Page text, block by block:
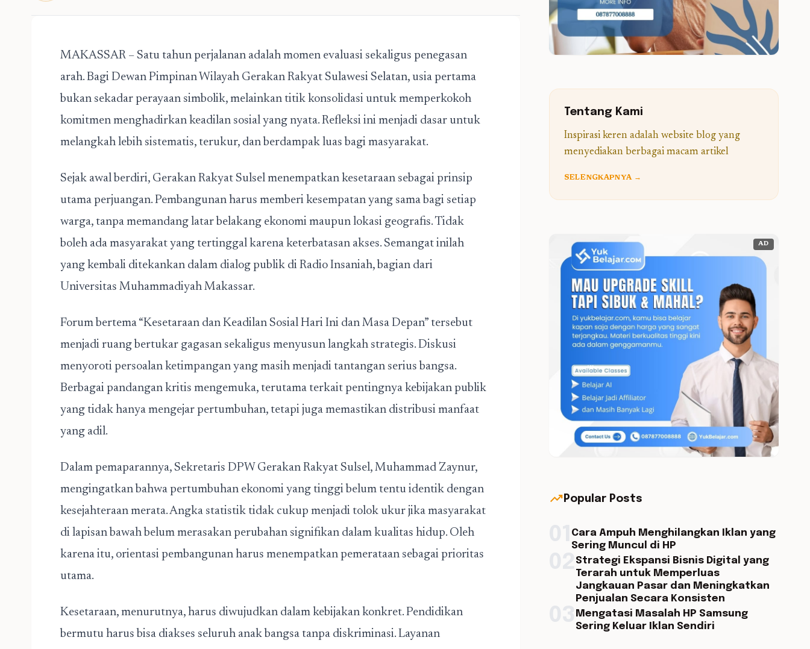
MAKASSAR – Satu tahun perjalanan adalah momen evaluasi sekaligus penegasan
arah. Bagi Dewan Pimpinan Wilayah Gerakan Rakyat Sulawesi Selatan, usia pertama
bukan sekadar perayaan simbolik, melainkan titik konsolidasi untuk memperkokoh
komitmen menghadirkan keadilan sosial yang nyata. Refleksi ini menjadi dasar untuk
melangkah lebih sistematis, terukur, dan berdampak luas bagi masyarakat.
Sejak awal berdiri, Gerakan Rakyat Sulsel menempatkan kesetaraan sebagai prinsip
utama perjuangan. Pembangunan harus memberi kesempatan yang sama bagi setiap
warga, tanpa memandang latar belakang ekonomi maupun lokasi geografis. Tidak
boleh ada masyarakat yang tertinggal karena keterbatasan akses. Semangat inilah
yang kembali ditekankan dalam dialog publik di Radio Insaniah, bagian dari
Universitas Muhammadiyah Makassar.
Forum bertema “Kesetaraan dan Keadilan Sosial Hari Ini dan Masa Depan” tersebut
menjadi ruang bertukar gagasan sekaligus menyusun langkah strategis. Diskusi
menyoroti persoalan ketimpangan yang masih menjadi tantangan serius bangsa.
Berbagai pandangan kritis mengemuka, terutama terkait pentingnya kebijakan publik
yang tidak hanya mengejar pertumbuhan, tetapi juga memastikan distribusi manfaat
yang adil.
Dalam pemaparannya, Sekretaris DPW Gerakan Rakyat Sulsel, Muhammad Zaynur,
mengingatkan bahwa pertumbuhan ekonomi yang tinggi belum tentu identik dengan
kesejahteraan merata. Angka statistik tidak cukup menjadi tolok ukur jika masyarakat
di lapisan bawah belum merasakan perubahan signifikan dalam kualitas hidup. Oleh
karena itu, orientasi pembangunan harus menempatkan pemerataan sebagai prioritas
utama.
Kesetaraan, menurutnya, harus diwujudkan dalam kebijakan konkret. Pendidikan
bermutu harus bisa diakses seluruh anak bangsa tanpa diskriminasi. Layanan
Tentang Kami
Inspirasi keren adalah website blog yang
menyediakan berbagai macam artikel
SELENGKAPNYA →
AD
trending_up Popular Posts
Cara Ampuh Menghilangkan Iklan yang
Sering Muncul di HP
Strategi Ekspansi Bisnis Digital yang
Terarah untuk Memperluas
Jangkauan Pasar dan Meningkatkan
Penjualan Secara Konsisten
Mengatasi Masalah HP Samsung
Sering Keluar Iklan Sendiri